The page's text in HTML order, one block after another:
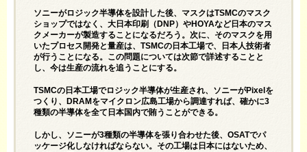
ソニーがロジック半導体を設計した後、マスクはTSMCのマスク
ショップではなく、大日本印刷（DNP）やHOYAなど日本のマス
クメーカーが製造することになるだろう。次に、そのマスクを用
いたプロセス開発と量産は、TSMCの日本工場で、日本人技術者
が行うことになる。この問題については次節で詳述することと
し、今は生産の流れを追うことにする。
TSMCの日本工場でロジック半導体が生産され、ソニーがPixelを
つくり、DRAMをマイクロン広島工場から調達すれば、確かに3
種類の半導体を全て日本国内で賄うことができる。
しかし、ソニーが3種類の半導体を張り合わせた後、OSATでパ
ッケージ化しなければならない。その工場は日本にはないため、